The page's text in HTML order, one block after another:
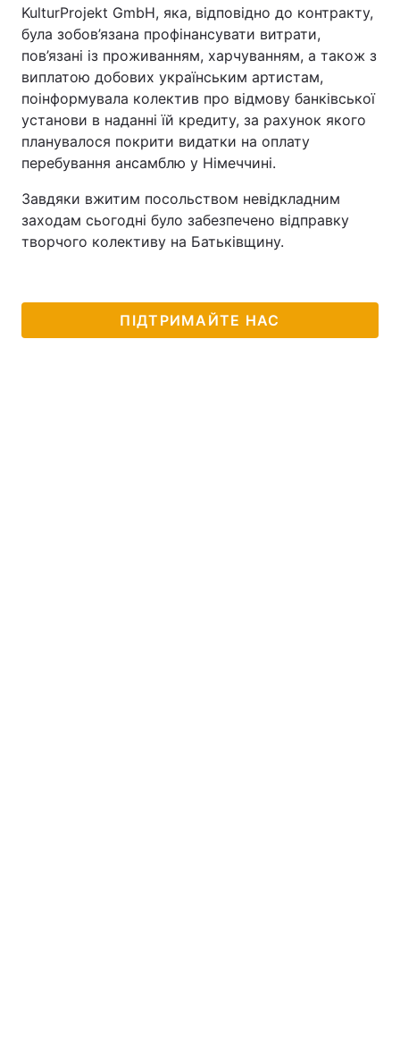
KulturProjekt GmbH, яка, відповідно до контракту,
була зобов’язана профінансувати витрати,
пов’язані із проживанням, харчуванням, а також з
виплатою добових українським артистам,
поінформувала колектив про відмову банківської
установи в наданні їй кредиту, за рахунок якого
планувалося покрити видатки на оплату
перебування ансамблю у Німеччині.
Завдяки вжитим посольством невідкладним
заходам сьогодні було забезпечено відправку
творчого колективу на Батьківщину.
ПІДТРИМАЙТЕ НАС